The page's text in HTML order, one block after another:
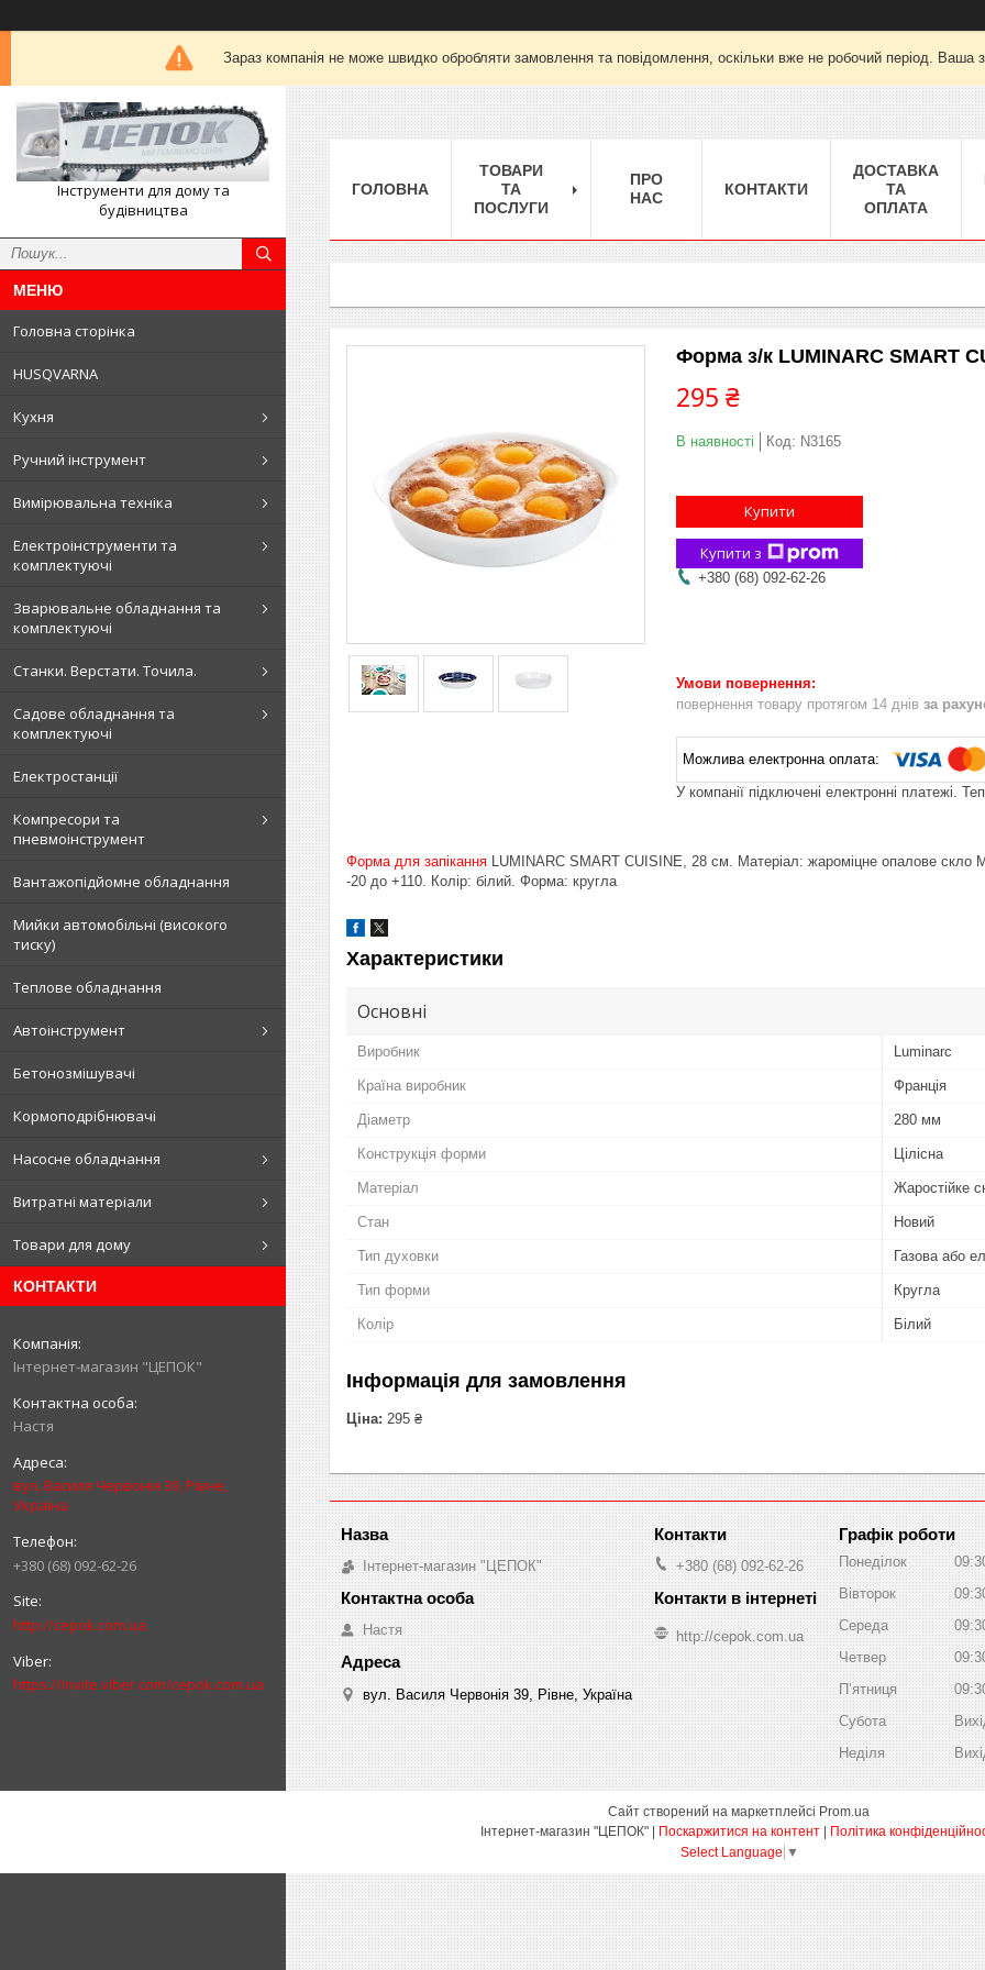
Зараз компанія не може швидко обробляти замовлення та повідомлення, оскільки вже не робочий період. Ваша
Інструменти для дому та
будівництва
Головна сторінка
HUSQVARNA
Кухня
Ручний інструмент
Вимірювальна техніка
Електроінструменти та
комплектуючі
Зварювальне обладнання та
комплектуючі
Станки. Верстати. Точила.
Садове обладнання та
комплектуючі
Електростанції
Компресори та
пневмоінструмент
Вантажопідйомне обладнання
Мийки автомобільні (високого
тиску)
Теплове обладнання
Автоінструмент
Бетонозмішувачі
Кормоподрібнювачі
Насосне обладнання
Витратні матеріали
Товари для дому
КОНТАКТИ
Інтернет-магазин "ЦЕПОК"
Настя
вул. Василя Червонія 39, Рівне,
Україна
+380 (68) 092-62-26
http://cepok.com.ua
https://invite.viber.com/cepok.com.ua
ГОЛОВНА
ТОВАРИ
ТА
ПОСЛУГИ
ПРО
НАС
КОНТАКТИ
ДОСТАВКА
ТА
ОПЛАТА
Форма з/к LUMINARC SMART
295 ₴
В наявності Код: N3165
Купити
Купити з
+380 (68) 092-62-26
повернення товару протягом 14 днів за
У компанії підключені електронні платежі.
Форма для запікання LUMINARC SMART CUISINE, 28 см. Матеріал: жароміцне опалове скло
-20 до +110. Колір: білий. Форма: кругла
Характеристики
Основні
Виробник Luminarc
Країна виробник Франція
Діаметр 280 мм
Конструкція форми Цілісна
Матеріал Жаростійке
Стан Новий
Тип духовки Газова або
Тип форми Кругла
Колір Білий
Інформація для замовлення
Ціна: 295 ₴
Інтернет-магазин "ЦЕПОК"
Настя
вул. Василя Червонія 39, Рівне, Україна
+380 (68) 092-62-26
http://cepok.com.ua
Графік роботи
Понеділок
Вівторок
Середа
Четвер
Пʼятниця
Субота
Неділя
Сайт створений на маркетплейсі Prom.ua
Поскаржитися на контент
Політика
Select Language ▼